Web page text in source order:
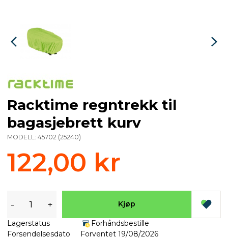
Racktime regntrekk til
bagasjebrett kurv
MODELL: 45702 (25240)
122,00 kr
- + Kjøp
Lagerstatus
Forhåndsbestille
Forsendelsesdato
Forventet 19/08/2026